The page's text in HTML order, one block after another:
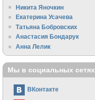
Никита Яночкин
Екатерина Усачева
Татьяна Бобровских
Анастасия Бондарук
Анна Лелик
Мы в социальных сетях
ВКонтакте